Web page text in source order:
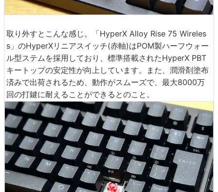
取り外すとこんな感じ。「HyperX Alloy Rise 75 Wireles
s」のHyperXリニアスイッチ(赤軸)はPOM製ハーフウォー
ル型ステムを採用しており、標準搭載されたHyperX PBT
キートップの安定性が向上しています。また、潤滑剤塗布
済みで出荷されるため、動作がスムーズで、最大8000万
回の打鍵に耐えることができるとのこと。